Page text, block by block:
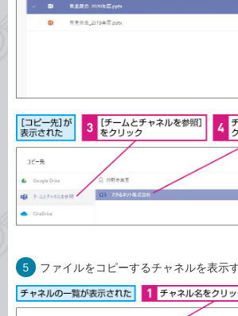
5 ファイルをコピーするチャネルを表示